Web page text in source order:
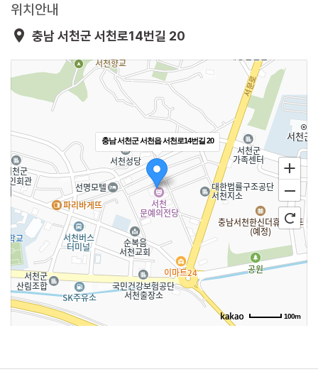
위치안내
충남 서천군 서천로14번길 20
충남 서천군 서천읍 서천로14번길 20
100m
주소
충남 서천군 서천읍 서천로14번길 20